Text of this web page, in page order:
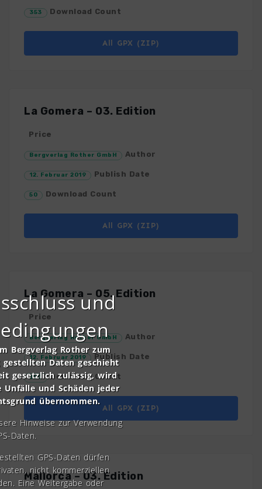
353 Download Count
All GPX (ZIP)
La Gomera – 03. Edition
Price
Bergverlag Rother GmbH Author
12. Februar 2019 Publish Date
50 Download Count
All GPX (ZIP)
La Gomera – 05. Edition
Price
Bergverlag Rother GmbH Author
12. Februar 2019 Publish Date
200 Download Count
All GPX (ZIP)
Mallorca – 03. Edition
und
Bergverlag Rother zum
Daten geschieht
gesetzlich zulässig, wird
und Schäden jeder
übernommen.
Hinweise zur Verwendung
Daten.
GPS-Daten dürfen
nicht kommerziellen
Eine Weitergabe oder